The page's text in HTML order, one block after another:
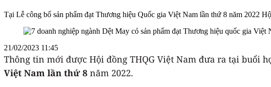
Tại Lễ công bố sản phẩm đạt Thương hiệu Quốc gia Việt Nam lần thứ 8 năm 2022
21/02/2023 11:45
Thông tin mới được Hội đồng THQG Việt Nam đưa ra tại buổi
Việt Nam lần thứ 8 năm 2022.